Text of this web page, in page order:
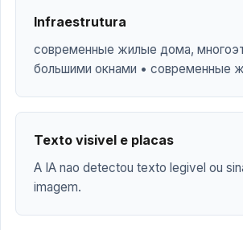
Infraestrutura
современные жилые дома,
большими окнами • современные
Texto visivel e placas
A IA nao detectou texto legivel ou
imagem.